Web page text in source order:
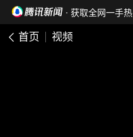
· 获取全网一手
首页 视频